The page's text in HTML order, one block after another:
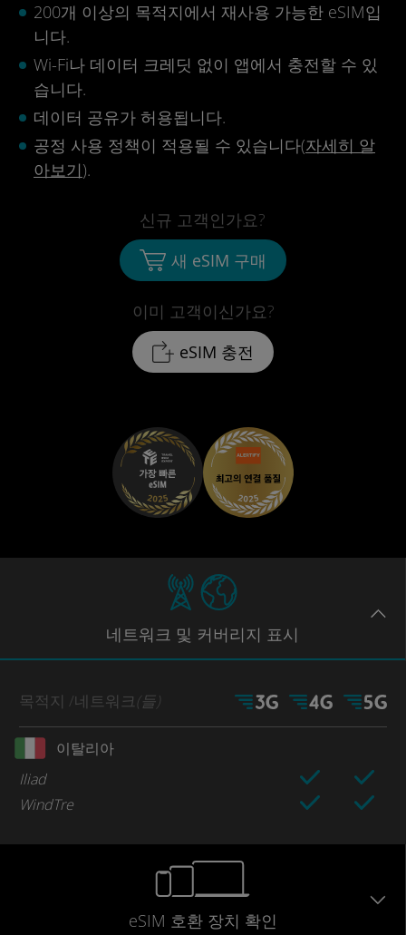
200개 이상의 목적지에서 재사용 가능한 eSIM입
니다.
Wi-Fi나 데이터 크레딧 없이 앱에서 충전할 수 있
습니다.
데이터 공유가 허용됩니다.
공정 사용 정책이 적용될 수 있습니다(자세히 알
아보기).
이미 고객이신가요?
eSIM 충전
신규 고객인가요?
새 eSIM 구매
네트워크 및 커버리지 표시
목적지 /네트워크(들)
이탈리아
Iliad
WindTre
eSIM 호환 장치 확인